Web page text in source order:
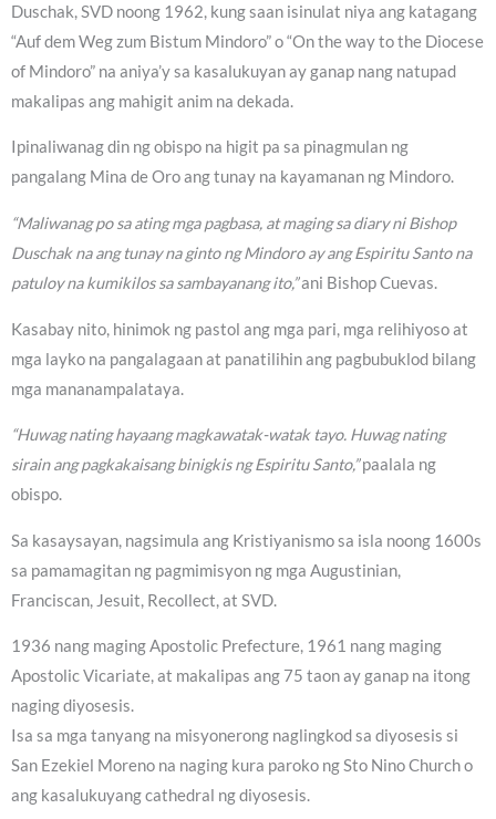
Duschak, SVD noong 1962, kung saan isinulat niya ang katagang
“Auf dem Weg zum Bistum Mindoro” o “On the way to the Diocese
of Mindoro” na aniya’y sa kasalukuyan ay ganap nang natupad
makalipas ang mahigit anim na dekada.
Ipinaliwanag din ng obispo na higit pa sa pinagmulan ng
pangalang Mina de Oro ang tunay na kayamanan ng Mindoro.
“Maliwanag po sa ating mga pagbasa, at maging sa diary ni Bishop
Duschak na ang tunay na ginto ng Mindoro ay ang Espiritu Santo na
patuloy na kumikilos sa sambayanang ito,”ani Bishop Cuevas.
Kasabay nito, hinimok ng pastol ang mga pari, mga relihiyoso at
mga layko na pangalagaan at panatilihin ang pagbubuklod bilang
mga mananampalataya.
“Huwag nating hayaang magkawatak-watak tayo. Huwag nating
sirain ang pagkakaisang binigkis ng Espiritu Santo,”paalala ng
obispo.
Sa kasaysayan, nagsimula ang Kristiyanismo sa isla noong 1600s
sa pamamagitan ng pagmimisyon ng mga Augustinian,
Franciscan, Jesuit, Recollect, at SVD.
1936 nang maging Apostolic Prefecture, 1961 nang maging
Apostolic Vicariate, at makalipas ang 75 taon ay ganap na itong
naging diyosesis.
Isa sa mga tanyang na misyonerong naglingkod sa diyosesis si
San Ezekiel Moreno na naging kura paroko ng Sto Nino Church o
ang kasalukuyang cathedral ng diyosesis.